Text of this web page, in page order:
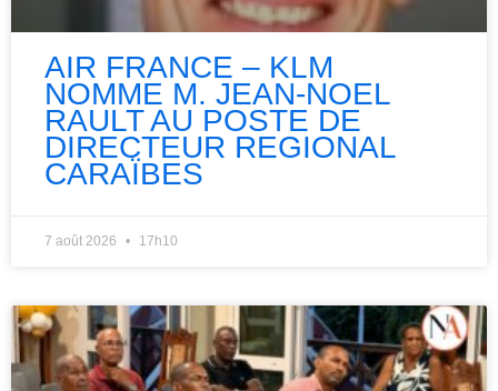
AIR FRANCE – KLM
NOMME M. JEAN-NOEL
RAULT AU POSTE DE
DIRECTEUR REGIONAL
CARAÏBES
7 août 2026 17h10